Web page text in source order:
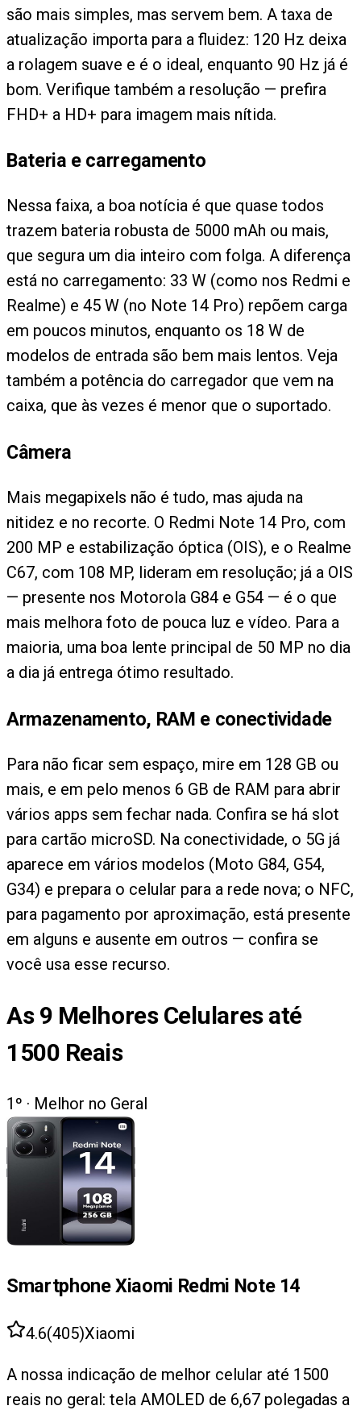
são mais simples, mas servem bem. A taxa de
atualização importa para a fluidez: 120 Hz deixa
a rolagem suave e é o ideal, enquanto 90 Hz já é
bom. Verifique também a resolução — prefira
FHD+ a HD+ para imagem mais nítida.
Bateria e carregamento
Nessa faixa, a boa notícia é que quase todos
trazem bateria robusta de 5000 mAh ou mais,
que segura um dia inteiro com folga. A diferença
está no carregamento: 33 W (como nos Redmi e
Realme) e 45 W (no Note 14 Pro) repõem carga
em poucos minutos, enquanto os 18 W de
modelos de entrada são bem mais lentos. Veja
também a potência do carregador que vem na
caixa, que às vezes é menor que o suportado.
Câmera
Mais megapixels não é tudo, mas ajuda na
nitidez e no recorte. O Redmi Note 14 Pro, com
200 MP e estabilização óptica (OIS), e o Realme
C67, com 108 MP, lideram em resolução; já a OIS
— presente nos Motorola G84 e G54 — é o que
mais melhora foto de pouca luz e vídeo. Para a
maioria, uma boa lente principal de 50 MP no dia
a dia já entrega ótimo resultado.
Armazenamento, RAM e conectividade
Para não ficar sem espaço, mire em 128 GB ou
mais, e em pelo menos 6 GB de RAM para abrir
vários apps sem fechar nada. Confira se há slot
para cartão microSD. Na conectividade, o 5G já
aparece em vários modelos (Moto G84, G54,
G34) e prepara o celular para a rede nova; o NFC,
para pagamento por aproximação, está presente
em alguns e ausente em outros — confira se
você usa esse recurso.
As 9 Melhores Celulares até
1500 Reais
1 º · Melhor no Geral
Smartphone Xiaomi Redmi Note 14
4.6(405)Xiaomi
A nossa indicação de melhor celular até 1500
reais no geral: tela AMOLED de 6,67 polegadas a